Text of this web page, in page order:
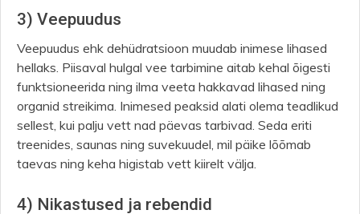
3) Veepuudus
Veepuudus ehk dehüdratsioon muudab inimese lihased
hellaks. Piisaval hulgal vee tarbimine aitab kehal õigesti
funktsioneerida ning ilma veeta hakkavad lihased ning
organid streikima. Inimesed peaksid alati olema teadlikud
sellest, kui palju vett nad päevas tarbivad. Seda eriti
treenides, saunas ning suvekuudel, mil päike lõõmab
taevas ning keha higistab vett kiirelt välja.
4) Nikastused ja rebendid